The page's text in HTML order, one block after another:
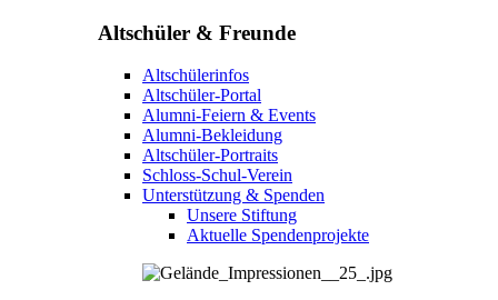
Altschüler & Freunde
Altschülerinfos
Altschüler-Portal
Alumni-Feiern & Events
Alumni-Bekleidung
Altschüler-Portraits
Schloss-Schul-Verein
Unterstützung & Spenden
Unsere Stiftung
Aktuelle Spendenprojekte